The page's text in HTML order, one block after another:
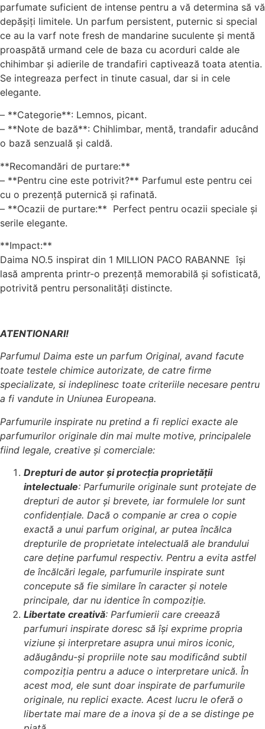
parfumate suficient de intense pentru a vă determina să vă
depășiți limitele. Un parfum persistent, puternic si special
ce au la varf note fresh de mandarine suculente și mentă
proaspătă urmand cele de baza cu acorduri calde ale
chihimbar și adierile de trandafiri captivează toata atentia.
Se integreaza perfect in tinute casual, dar si in cele
elegante.
– **Categorie**: Lemnos, picant.
– **Note de bază**: Chihlimbar, mentă, trandafir aducând
o bază senzuală și caldă.
**Recomandări de purtare:**
– **Pentru cine este potrivit?** Parfumul este pentru cei
cu o prezență puternică și rafinată.
– **Ocazii de purtare:** Perfect pentru ocazii speciale și
serile elegante.
**Impact:**
Daima NO.5 inspirat din 1 MILLION PACO RABANNE își
lasă amprenta printr-o prezență memorabilă și sofisticată,
potrivită pentru personalități distincte.
ATENTIONARI!
Parfumul Daima este un parfum Original, avand facute
toate testele chimice autorizate, de catre firme
specializate, si indeplinesc toate criteriile necesare pentru
a fi vandute in Uniunea Europeana.
Parfumurile inspirate nu pretind a fi replici exacte ale
parfumurilor originale din mai multe motive, principalele
fiind legale, creative și comerciale:
Drepturi de autor și protecția proprietății
intelectuale: Parfumurile originale sunt protejate de
drepturi de autor și brevete, iar formulele lor sunt
confidențiale. Dacă o companie ar crea o copie
exactă a unui parfum original, ar putea încălca
drepturile de proprietate intelectuală ale brandului
care deține parfumul respectiv. Pentru a evita astfel
de încălcări legale, parfumurile inspirate sunt
concepute să fie similare în caracter și notele
principale, dar nu identice în compoziție.
Libertate creativă: Parfumierii care creează
parfumuri inspirate doresc să își exprime propria
viziune și interpretare asupra unui miros iconic,
adăugându-și propriile note sau modificând subtil
compoziția pentru a aduce o interpretare unică. În
acest mod, ele sunt doar inspirate de parfumurile
originale, nu replici exacte. Acest lucru le oferă o
libertate mai mare de a inova și de a se distinge pe